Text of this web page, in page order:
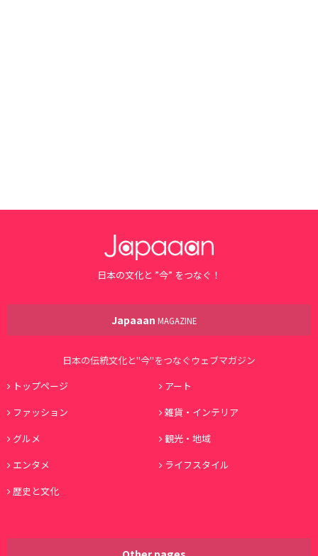
日本の文化と ”今” をつなぐ！
Japaaan MAGAZINE
日本の伝統文化と"今"をつなぐウェブマガジン
トップページ
アート
ファッション
雑貨・インテリア
グルメ
観光・地域
エンタメ
ライフスタイル
歴史と文化